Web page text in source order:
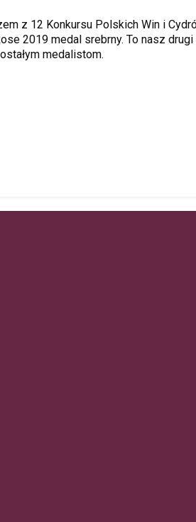
z 12 Konkursu Polskich Win i
2019 medal srebrny. To nasz
medalistom.